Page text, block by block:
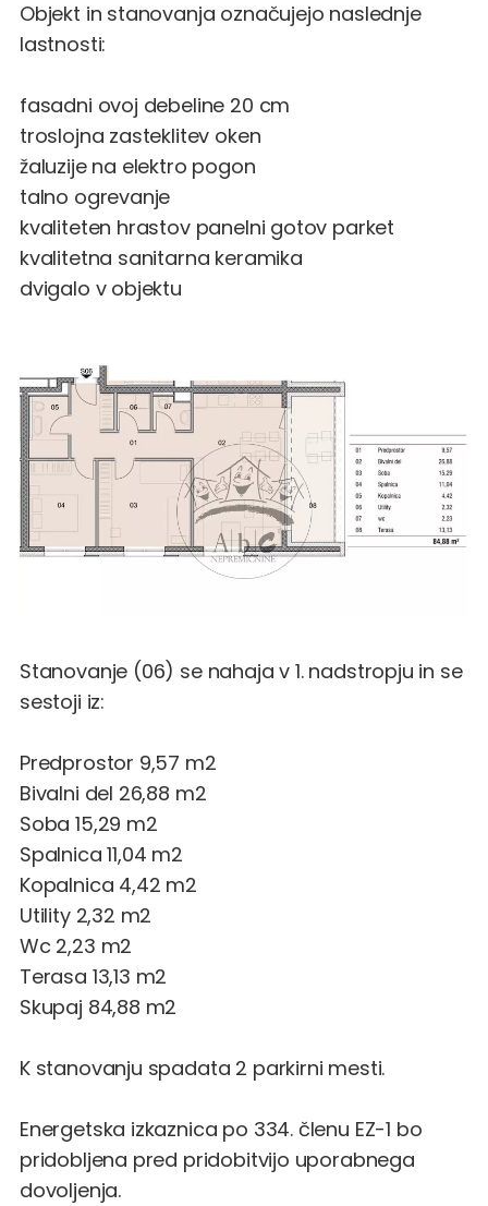
Objekt in stanovanja označujejo naslednje
lastnosti:
fasadni ovoj debeline 20 cm
troslojna zasteklitev oken
žaluzije na elektro pogon
talno ogrevanje
kvaliteten hrastov panelni gotov parket
kvalitetna sanitarna keramika
dvigalo v objektu
Stanovanje (06) se nahaja v 1. nadstropju in se
sestoji iz:
Predprostor 9,57 m2
Bivalni del 26,88 m2
Soba 15,29 m2
Spalnica 11,04 m2
Kopalnica 4,42 m2
Utility 2,32 m2
Wc 2,23 m2
Terasa 13,13 m2
Skupaj 84,88 m2
K stanovanju spadata 2 parkirni mesti.
Energetska izkaznica po 334. členu EZ-1 bo
pridobljena pred pridobitvijo uporabnega
dovoljenja.